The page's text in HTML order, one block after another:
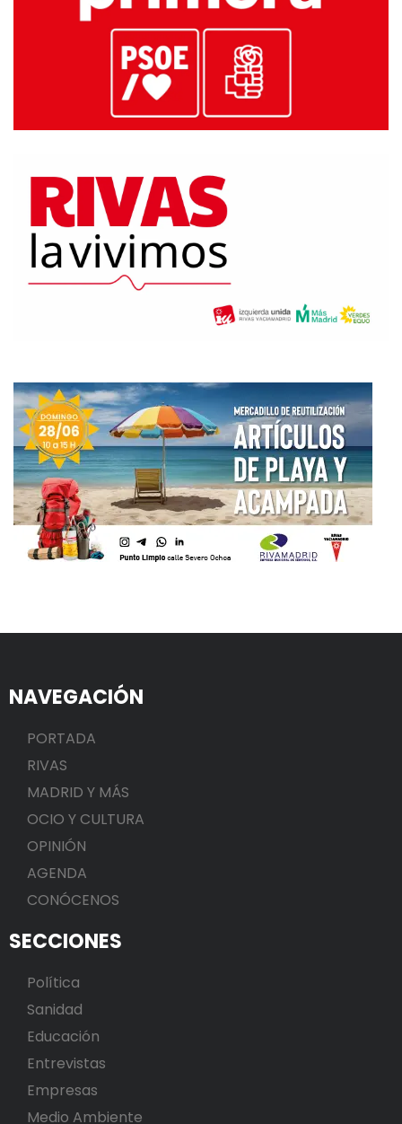
NAVEGACIÓN
PORTADA
RIVAS
MADRID Y MÁS
OCIO Y CULTURA
OPINIÓN
AGENDA
CONÓCENOS
SECCIONES
Política
Sanidad
Educación
Entrevistas
Empresas
Medio Ambiente